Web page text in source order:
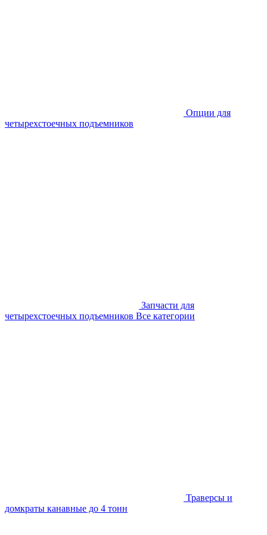
Опции для
четырехстоечных подъемников
Запчасти для
четырехстоечных подъемников Все категории
Траверсы и
домкраты канавные до 4 тонн